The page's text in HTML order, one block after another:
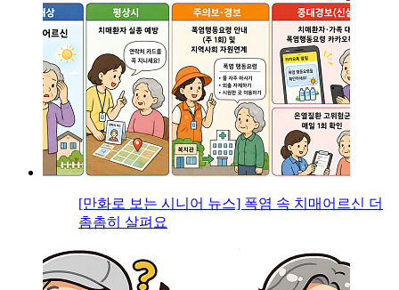
[만화로 보는 시니어 뉴스] 폭염 속 치매어르신 더
촘촘히 살펴요